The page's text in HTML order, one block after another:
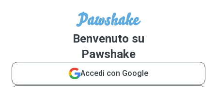
Benvenuto su
Pawshake
Accedi con Google